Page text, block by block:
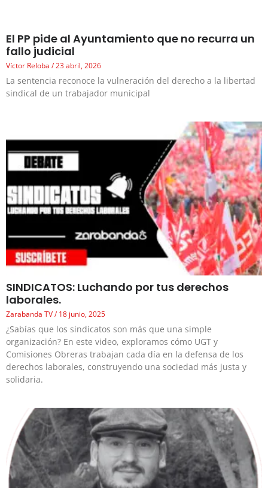
El PP pide al Ayuntamiento que no recurra un
fallo judicial
Víctor Reloba 23 abril, 2026
La sentencia reconoce la vulneración del derecho a la libertad
sindical de un trabajador municipal
SINDICATOS: Luchando por tus derechos
laborales.
Zarabanda TV 18 junio, 2025
¿Sabías que los sindicatos son más que una simple
organización? En este video, exploramos cómo UGT y
Comisiones Obreras trabajan cada día en la defensa de los
derechos laborales, construyendo una sociedad más justa y
solidaria.